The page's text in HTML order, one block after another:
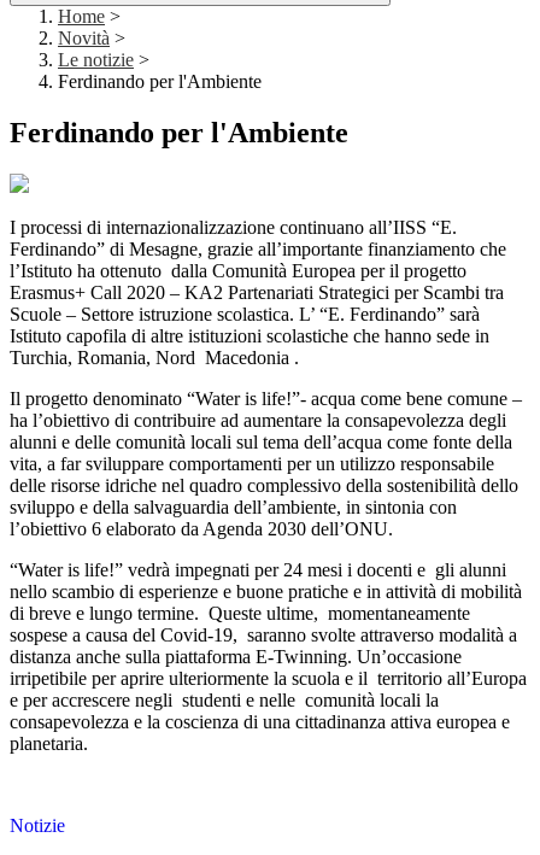
Home >
Novità >
Le notizie >
Ferdinando per l'Ambiente
Ferdinando per l'Ambiente
I processi di internazionalizzazione continuano all’IISS “E.
Ferdinando” di Mesagne, grazie all’importante finanziamento che
l’Istituto ha ottenuto dalla Comunità Europea per il progetto
Erasmus+ Call 2020 – KA2 Partenariati Strategici per Scambi tra
Scuole – Settore istruzione scolastica. L’ “E. Ferdinando” sarà
Istituto capofila di altre istituzioni scolastiche che hanno sede in
Turchia, Romania, Nord Macedonia .
Il progetto denominato “Water is life!”- acqua come bene comune –
ha l’obiettivo di contribuire ad aumentare la consapevolezza degli
alunni e delle comunità locali sul tema dell’acqua come fonte della
vita, a far sviluppare comportamenti per un utilizzo responsabile
delle risorse idriche nel quadro complessivo della sostenibilità dello
sviluppo e della salvaguardia dell’ambiente, in sintonia con
l’obiettivo 6 elaborato da Agenda 2030 dell’ONU.
“Water is life!” vedrà impegnati per 24 mesi i docenti e gli alunni
nello scambio di esperienze e buone pratiche e in attività di mobilità
di breve e lungo termine. Queste ultime, momentaneamente
sospese a causa del Covid-19, saranno svolte attraverso modalità a
distanza anche sulla piattaforma E-Twinning. Un’occasione
irripetibile per aprire ulteriormente la scuola e il territorio all’Europa
e per accrescere negli studenti e nelle comunità locali la
consapevolezza e la coscienza di una cittadinanza attiva europea e
planetaria.
Notizie